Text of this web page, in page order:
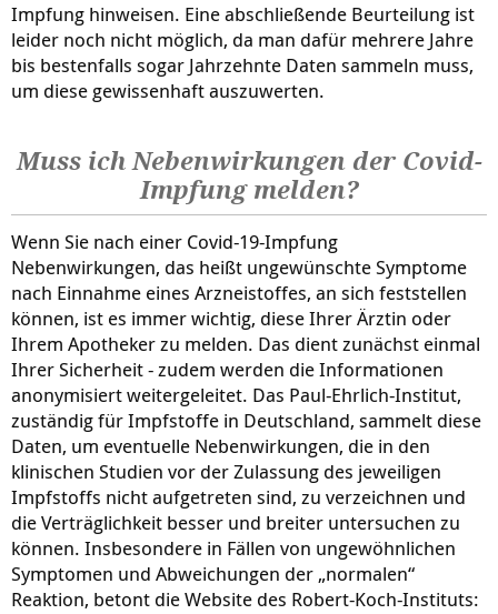
Impfung hinweisen. Eine abschließende Beurteilung ist
leider noch nicht möglich, da man dafür mehrere Jahre
bis bestenfalls sogar Jahrzehnte Daten sammeln muss,
um diese gewissenhaft auszuwerten.
Muss ich Nebenwirkungen der Covid-
Impfung melden?
Wenn Sie nach einer Covid-19-Impfung
Nebenwirkungen, das heißt ungewünschte Symptome
nach Einnahme eines Arzneistoffes, an sich feststellen
können, ist es immer wichtig, diese Ihrer Ärztin oder
Ihrem Apotheker zu melden. Das dient zunächst einmal
Ihrer Sicherheit - zudem werden die Informationen
anonymisiert weitergeleitet. Das Paul-Ehrlich-Institut,
zuständig für Impfstoffe in Deutschland, sammelt diese
Daten, um eventuelle Nebenwirkungen, die in den
klinischen Studien vor der Zulassung des jeweiligen
Impfstoffs nicht aufgetreten sind, zu verzeichnen und
die Verträglichkeit besser und breiter untersuchen zu
können. Insbesondere in Fällen von ungewöhnlichen
Symptomen und Abweichungen der „normalen“
Reaktion, betont die Website des Robert-Koch-Instituts: